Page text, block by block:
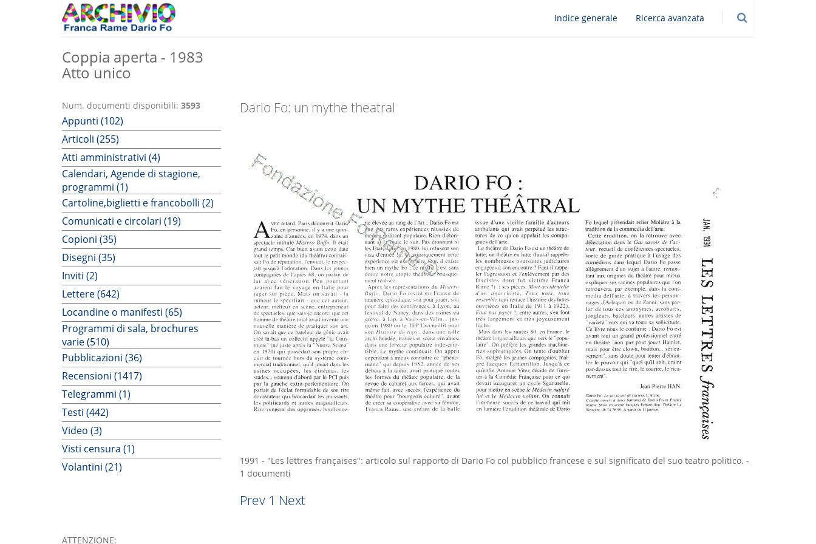
Indice generale Ricerca avanzata
Coppia aperta - 1983
Atto unico
Num. documenti disponibili: 3593
Appunti (102)
Articoli (255)
Atti amministrativi (4)
Calendari, Agende di stagione,
programmi (1)
Cartoline,biglietti e francobolli (2)
Comunicati e circolari (19)
Copioni (35)
Disegni (35)
Inviti (2)
Lettere (642)
Locandine o manifesti (65)
Programmi di sala, brochures
varie (510)
Pubblicazioni (36)
Recensioni (1417)
Telegrammi (1)
Testi (442)
Video (3)
Visti censura (1)
Volantini (21)
Dario Fo: un mythe theatral
1991 - "Les lettres françaises": articolo sul rapporto di Dario Fo col pubblico francese e sul significato del suo teatro politico. -
1 documenti
Prev 1 Next
ATTENZIONE: